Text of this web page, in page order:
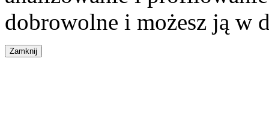
dobrowolne i możesz ją w